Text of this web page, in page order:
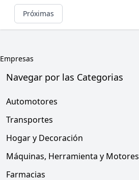
Próximas
Empresas
Navegar por las Categorias
Automotores
Transportes
Hogar y Decoración
Máquinas, Herramienta y Motores
Farmacias